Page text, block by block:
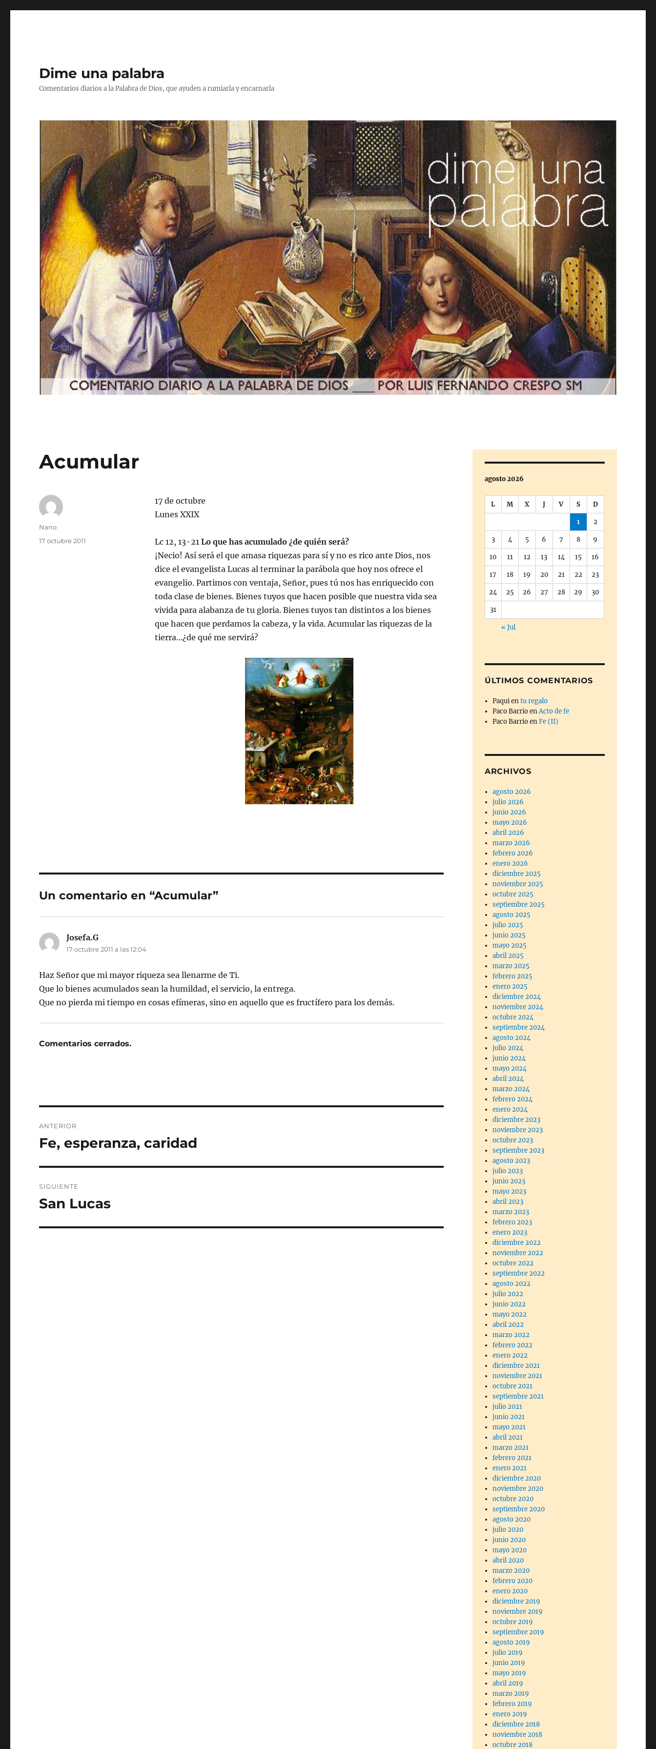
Dime una palabra
Comentarios diarios a la Palabra de Dios, que ayuden a rumiarla y encarnarla
Acumular
17 de octubre
Lunes XXIX
Lc 12, 13-21 Lo que has acumulado ¿de quién será?
¡Necio! Así será el que amasa riquezas para sí y no es rico ante Dios, nos
dice el evangelista Lucas al terminar la parábola que hoy nos ofrece el
evangelio. Partimos con ventaja, Señor, pues tú nos has enriquecido con
toda clase de bienes. Bienes tuyos que hacen posible que nuestra vida sea
vivida para alabanza de tu gloria. Bienes tuyos tan distintos a los bienes
que hacen que perdamos la cabeza, y la vida. Acumular las riquezas de la
tierra…¿de qué me servirá?
Autor
Nano
Publicado
17 octubre 2011
Un comentario en “Acumular”
Josefa.G
17 octubre 2011 a las 12:04
Haz Señor que mi mayor riqueza sea llenarme de Ti.
Que lo bienes acumulados sean la humildad, el servicio, la entrega.
Que no pierda mi tiempo en cosas efímeras, sino en aquello que es fructífero para los demás.
Comentarios cerrados.
de
ANTERIOR
Entrada
Fe, esperanza, caridad
SIGUIENTE
Entrada
San Lucas
agosto 2026
L M X J V S D
1 2
3 4 5 6 7 8 9
10 11 12 13 14 15 16
17 18 19 20 21 22 23
24 25 26 27 28 29 30
31
« Jul
ÚLTIMOS COMENTARIOS
Paquientu regalo
Paco BarrioenActo de fe
Paco BarrioenFe (II)
ARCHIVOS
agosto 2026
julio 2026
junio 2026
mayo 2026
abril 2026
marzo 2026
febrero 2026
enero 2026
diciembre 2025
noviembre 2025
octubre 2025
septiembre 2025
agosto 2025
julio 2025
junio 2025
mayo 2025
abril 2025
marzo 2025
febrero 2025
enero 2025
diciembre 2024
noviembre 2024
octubre 2024
septiembre 2024
agosto 2024
julio 2024
junio 2024
mayo 2024
abril 2024
marzo 2024
febrero 2024
enero 2024
diciembre 2023
noviembre 2023
octubre 2023
septiembre 2023
agosto 2023
julio 2023
junio 2023
mayo 2023
abril 2023
marzo 2023
febrero 2023
enero 2023
diciembre 2022
noviembre 2022
octubre 2022
septiembre 2022
agosto 2022
julio 2022
junio 2022
mayo 2022
abril 2022
marzo 2022
febrero 2022
enero 2022
diciembre 2021
noviembre 2021
octubre 2021
septiembre 2021
julio 2021
junio 2021
mayo 2021
abril 2021
marzo 2021
febrero 2021
enero 2021
diciembre 2020
noviembre 2020
octubre 2020
septiembre 2020
agosto 2020
julio 2020
junio 2020
mayo 2020
abril 2020
marzo 2020
febrero 2020
enero 2020
diciembre 2019
noviembre 2019
octubre 2019
septiembre 2019
agosto 2019
julio 2019
junio 2019
mayo 2019
abril 2019
marzo 2019
febrero 2019
enero 2019
diciembre 2018
noviembre 2018
octubre 2018